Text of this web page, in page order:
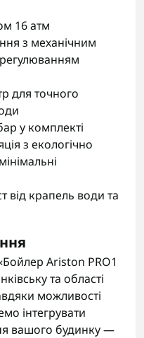
16 атм
з механічним
для точного
у комплекті
з екологічно
від крапель води та
Ariston PRO1
та області
можливості
інтегрувати
вашого будинку —